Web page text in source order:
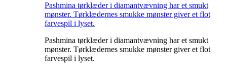
Pashmina tørklæder i diamantvævning har et smukt
mønster. Tørklædernes smukke mønster giver et flot
farvespil i lyset.
Pashmina tørklæder i diamantvævning har et smukt
mønster. Tørklædernes smukke mønster giver et flot
farvespil i lyset.